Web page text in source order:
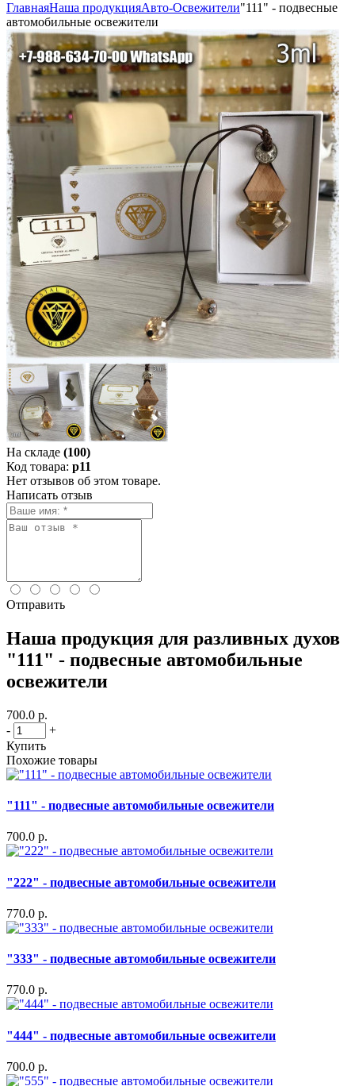
ГлавнаяНаша продукцияАвто-Освежители"111" - подвесные
автомобильные освежители
На складе (100)
Код товара: p11
Нет отзывов об этом товаре.
Написать отзыв
Отправить
Наша продукция для разливных духов
"111" - подвесные автомобильные
освежители
700.0 р.
-
+
Купить
Похожие товары
"111" - подвесные автомобильные освежители
700.0 р.
"222" - подвесные автомобильные освежители
770.0 р.
"333" - подвесные автомобильные освежители
770.0 р.
"444" - подвесные автомобильные освежители
700.0 р.